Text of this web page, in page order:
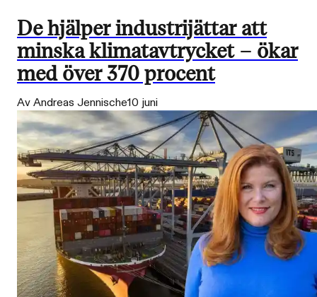
De hjälper industrijättar att
minska klimatavtrycket – ökar
med över 370 procent
Av Andreas Jennische10 juni